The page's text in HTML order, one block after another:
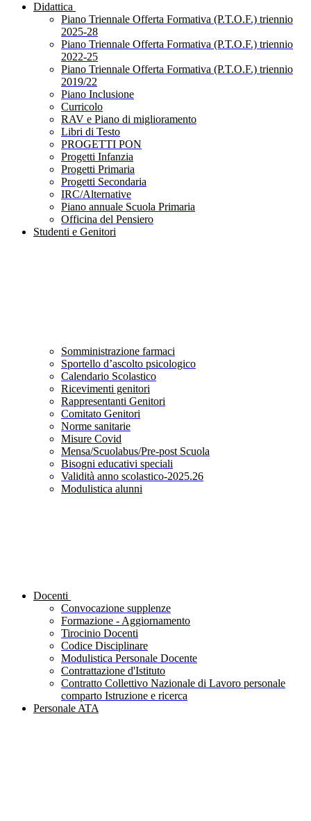
Didattica
Piano Triennale Offerta Formativa (P.T.O.F.) triennio
2025-28
Piano Triennale Offerta Formativa (P.T.O.F.) triennio
2022-25
Piano Triennale Offerta Formativa (P.T.O.F.) triennio
2019/22
Piano Inclusione
Curricolo
RAV e Piano di miglioramento
Libri di Testo
PROGETTI PON
Progetti Infanzia
Progetti Primaria
Progetti Secondaria
IRC/Alternative
Piano annuale Scuola Primaria
Officina del Pensiero
Studenti e Genitori
Somministrazione farmaci
Sportello d’ascolto psicologico
Calendario Scolastico
Ricevimenti genitori
Rappresentanti Genitori
Comitato Genitori
Norme sanitarie
Misure Covid
Mensa/Scuolabus/Pre-post Scuola
Bisogni educativi speciali
Validità anno scolastico-2025.26
Modulistica alunni
Docenti
Convocazione supplenze
Formazione - Aggiornamento
Tirocinio Docenti
Codice Disciplinare
Modulistica Personale Docente
Contrattazione d'Istituto
Contratto Collettivo Nazionale di Lavoro personale
comparto Istruzione e ricerca
Personale ATA